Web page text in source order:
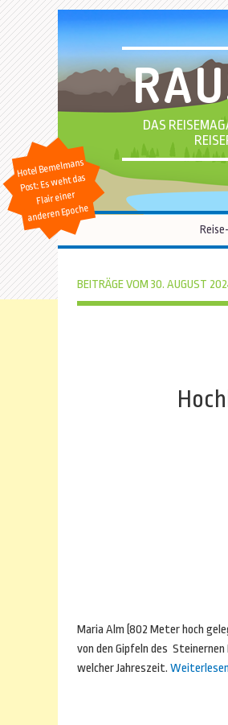
DAS
Hotel Bemelmans
Post: Es weht das
Flair einer
anderen Epoche
BEITRÄGE VOM 30. AUGUST
Maria Alm (802 Meter hoch
von den Gipfeln des Steinernen
welcher Jahreszeit. Weiterlesen